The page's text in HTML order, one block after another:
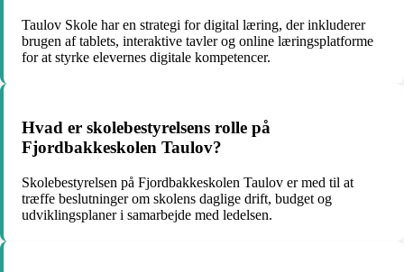
Taulov Skole har en strategi for digital læring, der inkluderer
brugen af tablets, interaktive tavler og online læringsplatforme
for at styrke elevernes digitale kompetencer.
Hvad er skolebestyrelsens rolle på
Fjordbakkeskolen Taulov?
Skolebestyrelsen på Fjordbakkeskolen Taulov er med til at
træffe beslutninger om skolens daglige drift, budget og
udviklingsplaner i samarbejde med ledelsen.